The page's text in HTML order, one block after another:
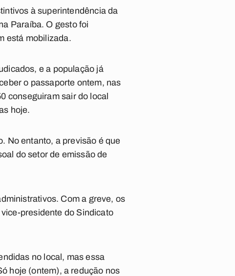
à superintendência da
Paraíba. O gesto foi
está mobilizada.
e a população já
o passaporte ontem, nas
conseguiram sair do local
hoje.
No entanto, a previsão é que
do setor de emissão de
Com a greve, os
presidente do Sindicato
no local, mas essa
hoje (ontem), a redução nos